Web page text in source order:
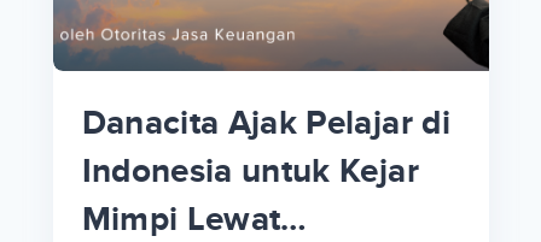
Danacita Ajak Pelajar di
Indonesia untuk Kejar
Mimpi Lewat